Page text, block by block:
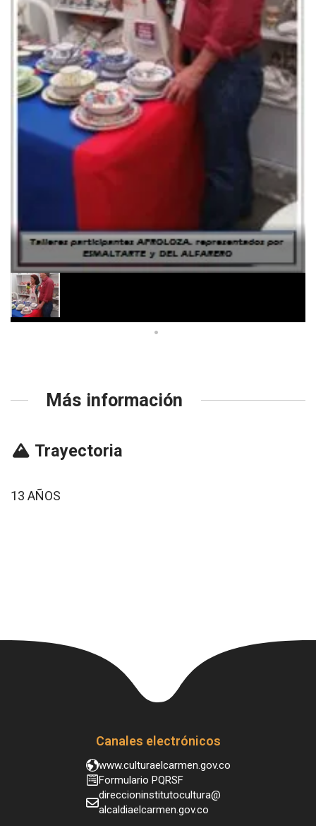
Más información
Trayectoria
13 AÑOS
Canales electrónicos
www.culturaelcarmen.gov.co
Formulario PQRSF
direccioninstitutocultura@
alcaldiaelcarmen.gov.co